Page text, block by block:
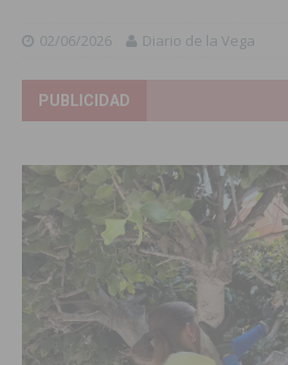
02/06/2026 Diario de la Vega
PUBLICIDAD